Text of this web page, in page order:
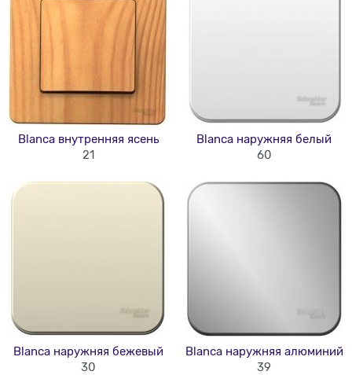
Blanca внутренняя ясень
21
Blanca наружняя белый
60
Blanca наружняя бежевый
30
Blanca наружняя алюминий
39